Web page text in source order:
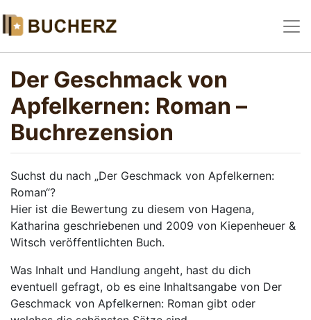
Der Geschmack von
Apfelkernen: Roman –
Buchrezension
Suchst du nach „Der Geschmack von Apfelkernen:
Roman“?
Hier ist die Bewertung zu diesem von Hagena,
Katharina geschriebenen und 2009 von Kiepenheuer &
Witsch veröffentlichten Buch.
Was Inhalt und Handlung angeht, hast du dich
eventuell gefragt, ob es eine Inhaltsangabe von Der
Geschmack von Apfelkernen: Roman gibt oder